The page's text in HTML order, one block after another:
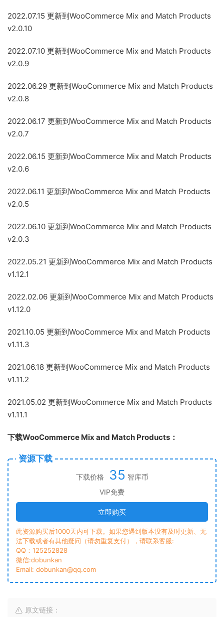
2022.07.15 更新到WooCommerce Mix and Match Products
v2.0.10
2022.07.10 更新到WooCommerce Mix and Match Products
v2.0.9
2022.06.29 更新到WooCommerce Mix and Match Products
v2.0.8
2022.06.17 更新到WooCommerce Mix and Match Products
v2.0.7
2022.06.15 更新到WooCommerce Mix and Match Products
v2.0.6
2022.06.11 更新到WooCommerce Mix and Match Products
v2.0.5
2022.06.10 更新到WooCommerce Mix and Match Products
v2.0.3
2022.05.21 更新到WooCommerce Mix and Match Products
v1.12.1
2022.02.06 更新到WooCommerce Mix and Match Products
v1.12.0
2021.10.05 更新到WooCommerce Mix and Match Products
v1.11.3
2021.06.18 更新到WooCommerce Mix and Match Products
v1.11.2
2021.05.02 更新到WooCommerce Mix and Match Products
v1.11.1
下载WooCommerce Mix and Match Products：
资源下载
下载价格 35 智库币
VIP免费
立即购买
此资源购买后1000天内可下载。如果您遇到版本没有及时更新、无
法下载或者有其他疑问（请勿重复支付），请联系客服:
QQ：125252828
微信:dobunkan
Email: dobunkan@qq.com
原文链接：